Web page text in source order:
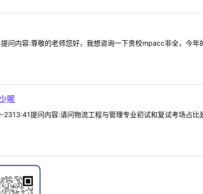
内容:尊敬的老师您好，我想咨询一下贵校mpacc非全，今年
呢
提问内容:请问物流工程与管理专业初试和复试考场占比